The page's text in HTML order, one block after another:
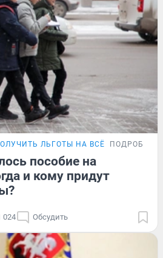
ЛЬГОТЫ НА ВСЁ
пособие на
и кому придут
024 Обсудить